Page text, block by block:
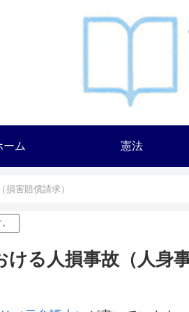
ーム 憲法
損害賠償請求）
ける人損事故（人身